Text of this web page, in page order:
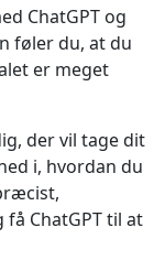
ChatGPT og
føler du, at du
er meget
der vil tage dit
i, hvordan du
ChatGPT til at